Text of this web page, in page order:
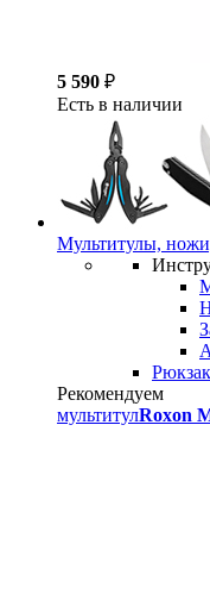
5 590 ₽
Есть в наличии
Мультитулы,
Рекомендуем
мультитулRoxon